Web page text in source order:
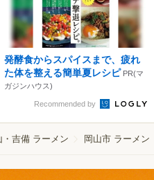
発酵食からスパイスまで、疲れ
た体を整える簡単夏レシピ PR(マ
ガジンハウス)
Recommended by
・吉備 ラーメン 岡山市 ラーメン